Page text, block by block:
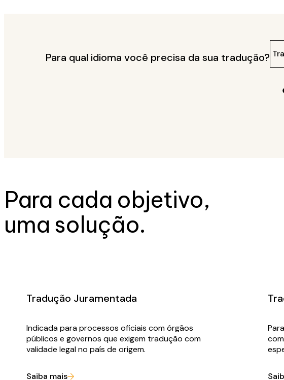
Para qual idioma você precisa da sua tradução?
Para cada objetivo,
uma solução.
Tradução Juramentada
Indicada para processos oficiais com órgãos
públicos e governos que exigem tradução com
validade legal no país de origem.
Saiba mais